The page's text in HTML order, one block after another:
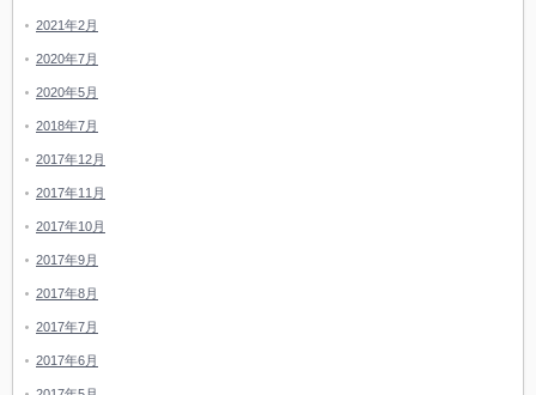
2021年2月
2020年7月
2020年5月
2018年7月
2017年12月
2017年11月
2017年10月
2017年9月
2017年8月
2017年7月
2017年6月